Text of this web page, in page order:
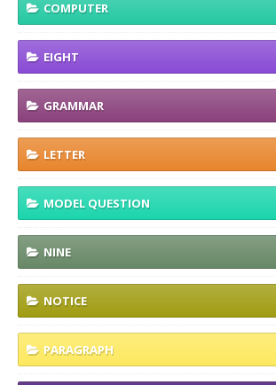
COMPUTER
EIGHT
GRAMMAR
LETTER
MODEL QUESTION
NINE
NOTICE
PARAGRAPH